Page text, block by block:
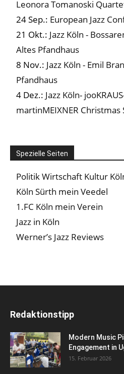
Leonora Tomanoski
24 Sep.: European Jazz
21 Okt.: Jazz Köln -
Altes Pfandhaus
8 Nov.: Jazz Köln - Emil
Pfandhaus
4 Dez.: Jazz Köln-
martinMEIXNER Christmas
Spezielle Seiten
Politik Wirtschaft Kultur
Köln Sürth mein Veedel
1.FC Köln mein Verein
Jazz in Köln
Werner’s Jazz Reviews
Redaktionstipp
Modern Music
Engagement in
15. Februar 2026